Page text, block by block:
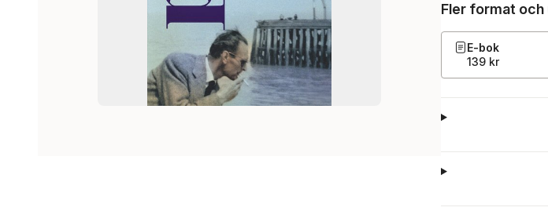
Fler format
E-bok
139 kr